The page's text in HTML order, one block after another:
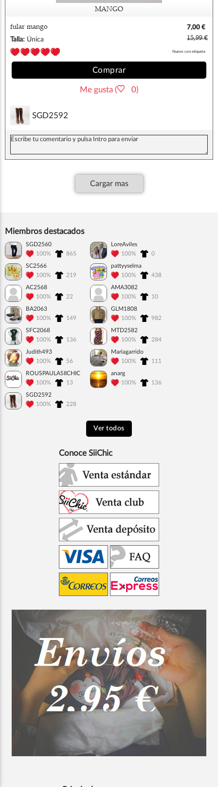
MANGO
fular mango
7,00 €
Talla: Única 15,99 €
Nuevo con etiqueta
Comprar
Me gusta ( 0)
SGD2592
Cargar mas
Miembros destacados
SGD2560
100%
865
LoreAviles
100%
0
SC2566
100%
219
pattyyselma
100%
438
AC2568
100%
22
AMA3082
100%
10
BA2063
100%
149
GLM1808
100%
982
SFC2068
100%
136
MTD2582
100%
284
Judith493
100%
56
Mariagarrido
100%
111
ROUSPAULASIICHIC
100%
13
anarg
100%
136
SGD2592
100%
228
Ver todos
Conoce SiiChic